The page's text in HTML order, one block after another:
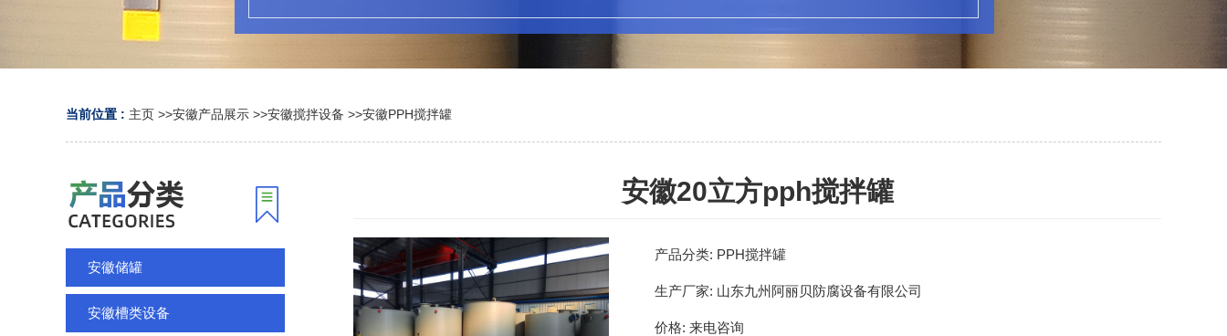
当前位置 : 主页 >>安徽产品展示 >>安徽搅拌设备 >>安徽PPH搅拌罐
安徽储罐
安徽槽类设备
安徽20立方pph搅拌罐
产品分类: PPH搅拌罐
生产厂家: 山东九州阿丽贝防腐设备有限公司
价格: 来电咨询